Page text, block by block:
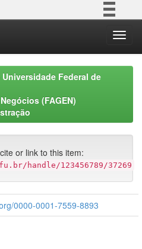
Participe
Acesso à informação
Legislação
Federal de
(FAGEN)
or link to this item:
handle/123456789/37269
0000-0001-7559-8893